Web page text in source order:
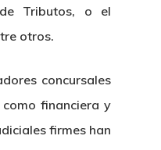
Tributos, o el
otros.
concursales
financiera y
firmes han